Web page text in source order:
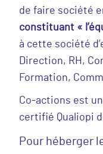
de faire société
constituant «
à cette société
Direction, RH,
Formation,
Co-actions est
certifié Qualiopi
Pour héberger